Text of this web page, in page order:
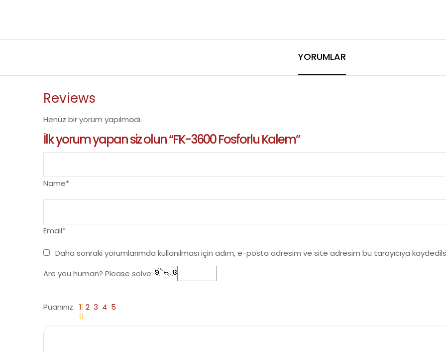
YORUMLAR
Reviews
Henüz bir yorum yapılmadı.
İlk yorum yapan siz olun “FK-3600 Fosforlu Kalem”
Name*
Email*
Daha sonraki yorumlarımda kullanılması için adım, e-posta adresim ve site adresim bu tarayıcıya
Are you human? Please solve:
Puanınız 1 2 3 4 5